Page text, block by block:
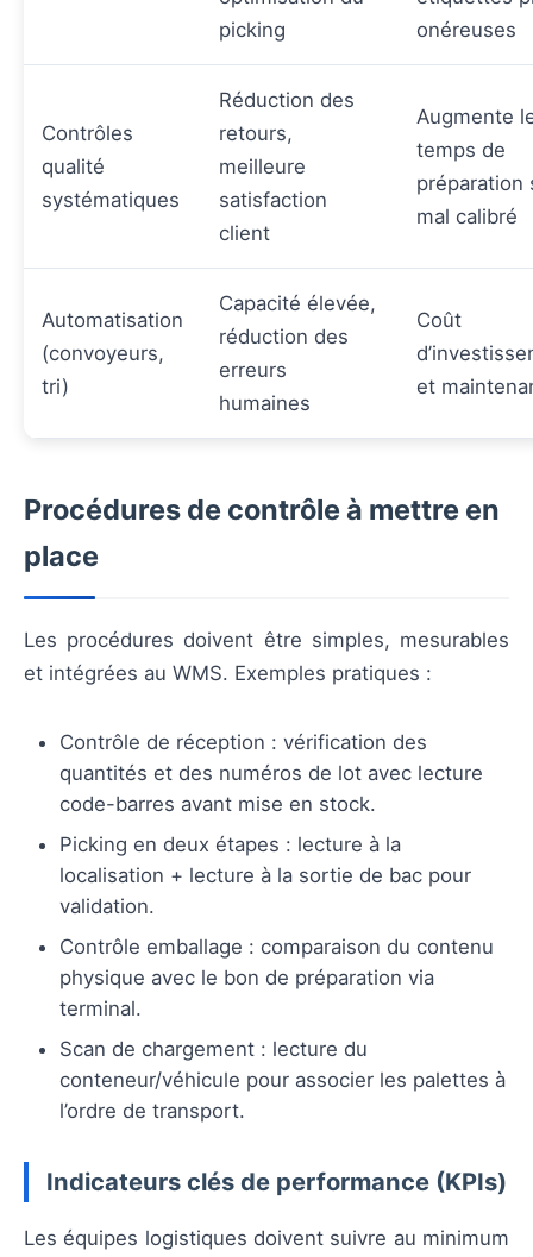
picking
onéreuses
Contrôles
qualité
systématiques
Réduction des
retours,
meilleure
satisfaction
client
Augmente
temps de
préparation
mal calibré
Automatisation
(convoyeurs,
tri)
Capacité élevée,
réduction des
erreurs
humaines
Coût
et
Procédures de contrôle à mettre en
place
Les procédures doivent être simples, mesurables
et intégrées au WMS. Exemples pratiques :
Contrôle de réception : vérification des
quantités et des numéros de lot avec lecture
code-barres avant mise en stock.
Picking en deux étapes : lecture à la
localisation + lecture à la sortie de bac pour
validation.
Contrôle emballage : comparaison du contenu
physique avec le bon de préparation via
terminal.
Scan de chargement : lecture du
conteneur/véhicule pour associer les palettes à
l’ordre de transport.
Indicateurs clés de performance (KPIs)
Les équipes logistiques doivent suivre au minimum